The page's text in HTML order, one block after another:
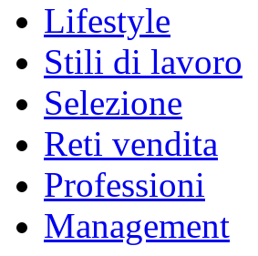
Lifestyle
Stili di lavoro
Selezione
Reti vendita
Professioni
Management